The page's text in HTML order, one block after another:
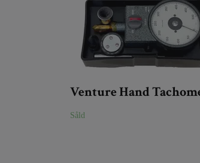
Venture Hand
Såld